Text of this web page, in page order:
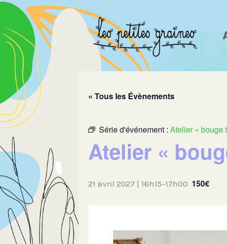
Aller
contenu
« Tous les Évènements
Série d'événement : Atelier « bouge
Atelier «
21 avril 2027 | 16h15-17h00 150€